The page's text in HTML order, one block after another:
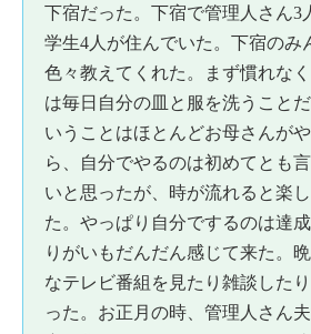
下宿だった。下宿で管理人さん3
学生4人が住んでいた。下宿のみ
色々教えてくれた。まず慣れな
は毎日自分の皿と服を洗うこと
いうことはほとんどお母さんが
ら、自分でやるのは初めてとも
いと思ったが、時が流れると楽
た。やっぱり自分でするのは達
りがいもだんだん感じて来た。
なテレビ番組を見たり雑談した
った。お正月の時、管理人さん